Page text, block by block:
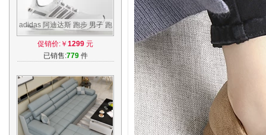
adidas 阿迪达斯 跑步 男子 跑
步鞋 energy boost 3 m
促销价:￥ 1299 元
已销售:779件